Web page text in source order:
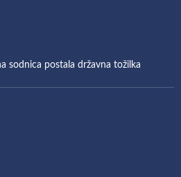
sodnica postala državna tožilka